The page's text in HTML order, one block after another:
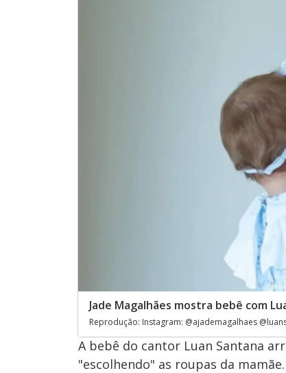
Jade Magalhães mostra bebê com
Reprodução: Instagram: @ajademagalhaes
A bebê do cantor Luan Santana
"escolhendo" as roupas da